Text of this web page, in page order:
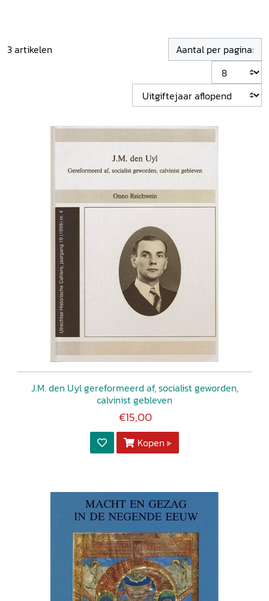
3artikelen Aantal per pagina:
J.M. den Uyl gereformeerd af, socialist geworden,
calvinist gebleven
€15,00
Kopen